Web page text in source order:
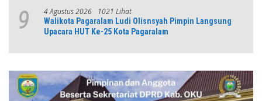
9 4 Agustus 2026 1021 Lihat
Walikota Pagaralam Ludi Olisnsyah Pimpin Langsung
Upacara HUT Ke-25 Kota Pagaralam